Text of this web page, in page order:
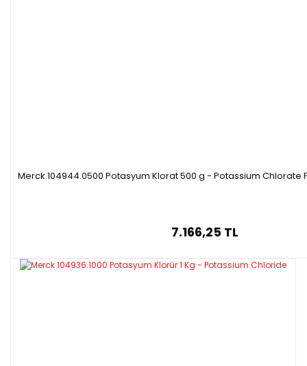
Merck 104944.0500 Potasyum Klorat 500 g - Potassium Chlorate
7.166,25 TL